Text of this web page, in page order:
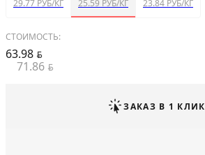
29.77 РУБ/КГ 25.59 РУБ/КГ 23.84 РУБ/КГ
СТОИМОСТЬ:
63.98 BYN
71.86 BYN
ЗАКАЗ В 1 КЛИК